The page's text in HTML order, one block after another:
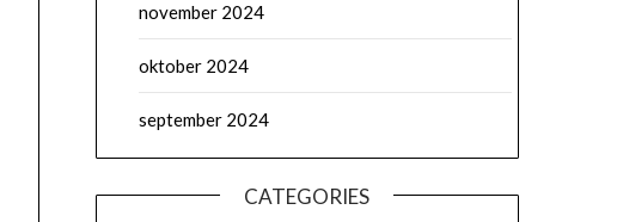
november 2024
oktober 2024
september 2024
CATEGORIES